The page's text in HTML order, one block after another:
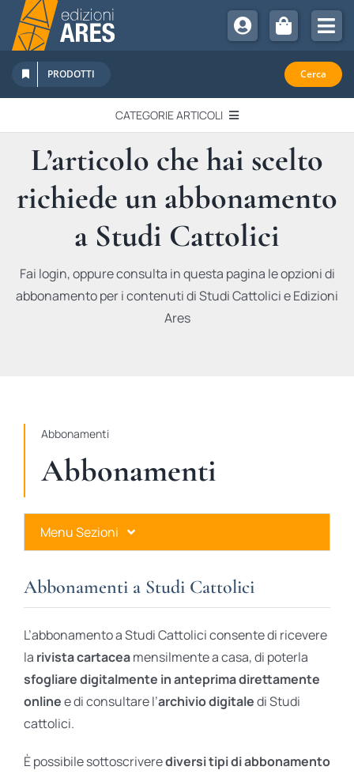
Salta
contenuto
Chi Siamo
Sostienici
Abbonamenti
Promozioni
Newsletter
PRODOTTI Cerca
CATEGORIE ARTICOLI
EDITORIALI
IN QUESTO NUMERO
RECENSIONI
L’articolo che hai scelto
richiede un abbonamento
a Studi Cattolici
Fai login, oppure consulta in questa pagina le opzioni di
abbonamento per i contenuti di Studi Cattolici e Edizioni
Ares
Abbonamenti
Abbonamenti
Menu Sezioni
Ares Gold
Ares Digital
Ares Gift Card
Abbonamenti a Studi Cattolici
L’abbonamento a Studi Cattolici consente di ricevere
la rivista cartaceamensilmente a casa, di poterla
sfogliare digitalmente in anteprima direttamente
onlinee di consultare l’archivio digitaledi Studi
cattolici.
È possibile sottoscriverediversi tipi di abbonamento